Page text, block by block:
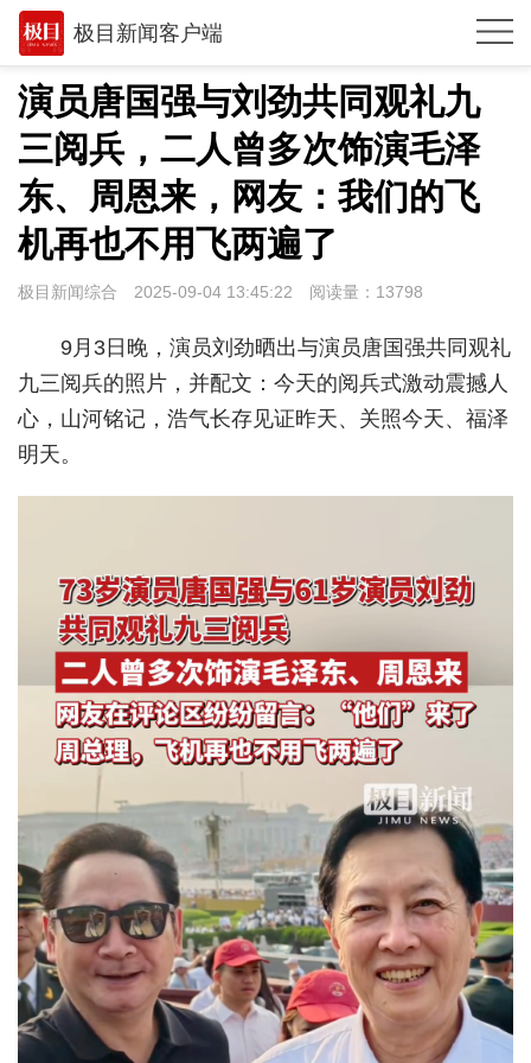
极目新闻客户端
推荐
观点
时政
湖北
武汉
环球
专题
城建
科教
健康
悠游
相亲
汽车
房产
消费
创意
文化
演员唐国强与刘劲共同观礼九
三阅兵，二人曾多次饰演毛泽
东、周恩来，网友：我们的飞
机再也不用飞两遍了
极目新闻综合 2025-09-04 13:45:22 阅读量： 13798
9月3日晚，演员刘劲晒出与演员唐国强共同观礼
九三阅兵的照片，并配文：今天的阅兵式激动震撼人
心，山河铭记，浩气长存见证昨天、关照今天、福泽
明天。